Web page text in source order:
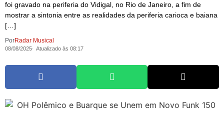
foi gravado na periferia do Vidigal, no Rio de Janeiro, a fim de
mostrar a sintonia entre as realidades da periferia carioca e baiana
[…]
PorRadar Musical
08/08/2025 Atualizado às 08:17